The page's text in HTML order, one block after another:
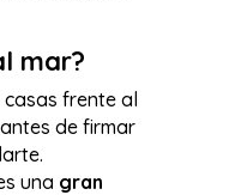
mar?
frente al
de firmar
una gran